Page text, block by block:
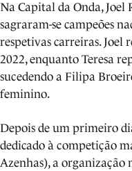
Na Capital da Onda, Joel
sagraram-se campeões
respetivas carreiras.
2022, enquanto Teresa
sucedendo a Filipa
feminino.
Depois de um primeiro
dedicado à competição
Azenhas), a